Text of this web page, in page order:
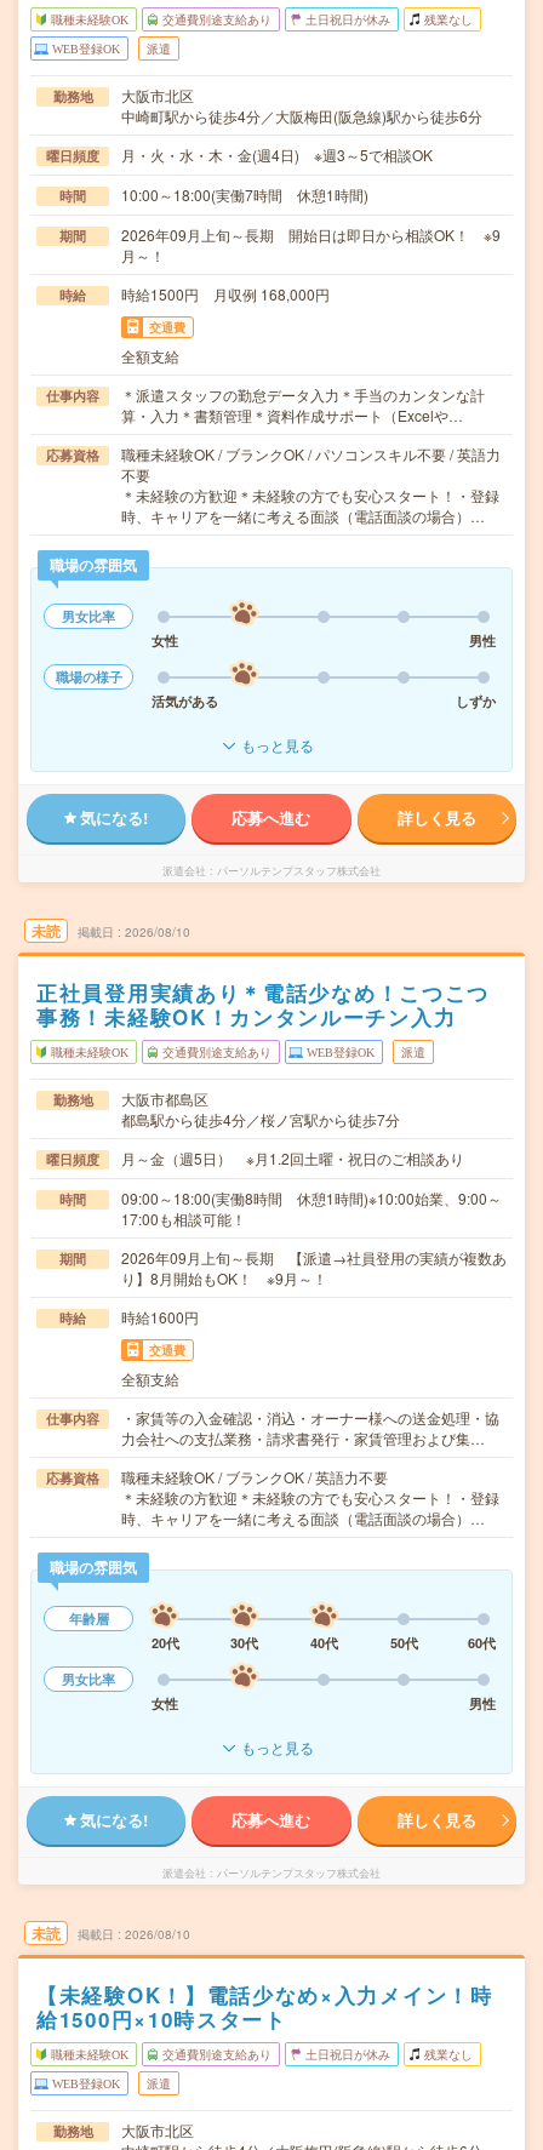
職種未経験OK 交通費別途支給あり 土日祝日が休み 残業なし
WEB登録OK 派遣
勤務地
大阪市北区
中崎町駅から徒歩4分／大阪梅田(阪急線)駅から徒歩6分
曜日頻度 月・火・水・木・金(週4日) ※週3～5で相談OK
時間 10:00～18:00(実働7時間 休憩1時間)
期間
2026年09月上旬～長期 開始日は即日から相談OK！ ※9
月～！
時給 時給1500円 月収例 168,000円
交通費
全額支給
仕事内容
＊派遣スタッフの勤怠データ入力＊手当のカンタンな計
算・入力＊書類管理＊資料作成サポート（Excelや…
応募資格
職種未経験OK / ブランクOK / パソコンスキル不要 / 英語力
不要
＊未経験の方歓迎＊未経験の方でも安心スタート！・登録
時、キャリアを一緒に考える面談（電話面談の場合）…
職場の雰囲気
男女比率
女性
男性
職場の様子
活気がある
しずか
もっと見る
気になる! 応募へ進む 詳しく見る
派遣会社 パーソルテンプスタッフ株式会社
未読 掲載日 2026/08/10
正社員登用実績あり＊電話少なめ！こつこつ
事務！未経験OK！カンタンルーチン入力
職種未経験OK 交通費別途支給あり WEB登録OK 派遣
勤務地
大阪市都島区
都島駅から徒歩4分／桜ノ宮駅から徒歩7分
曜日頻度 月～金（週5日） ※月1.2回土曜・祝日のご相談あり
時間
09:00～18:00(実働8時間 休憩1時間)※10:00始業、9:00～
17:00も相談可能！
期間
2026年09月上旬～長期 【派遣→社員登用の実績が複数あ
り】8月開始もOK！ ※9月～！
時給 時給1600円
交通費
全額支給
仕事内容
・家賃等の入金確認・消込・オーナー様への送金処理・協
力会社への支払業務・請求書発行・家賃管理および集…
応募資格
職種未経験OK / ブランクOK / 英語力不要
＊未経験の方歓迎＊未経験の方でも安心スタート！・登録
時、キャリアを一緒に考える面談（電話面談の場合）…
職場の雰囲気
年齢層
20代
30代 40代 50代
60代
男女比率
女性
男性
もっと見る
気になる! 応募へ進む 詳しく見る
派遣会社 パーソルテンプスタッフ株式会社
未読 掲載日 2026/08/10
【未経験OK！】電話少なめ×入力メイン！時
給1500円×10時スタート
職種未経験OK 交通費別途支給あり 土日祝日が休み 残業なし
WEB登録OK 派遣
勤務地
大阪市北区